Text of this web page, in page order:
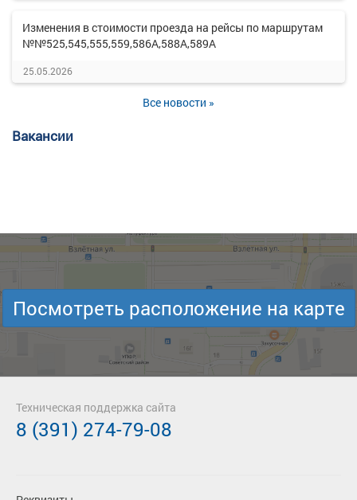
Изменения в стоимости проезда на рейсы по маршрутам
№№525,545,555,559,586А,588А,589А
25.05.2026
Все новости »
Вакансии
Посмотреть расположение на карте
Техническая поддержка сайта
8 (391) 274-79-08